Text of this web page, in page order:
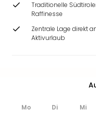
Traditionelle
Raffinesse
Zentrale Lage direkt
Aktivurlaub
Mo Di Mi